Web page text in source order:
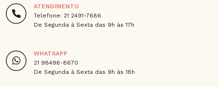
ATENDIMENTO
Telefone: 21 2491-7686
De Segunda à Sexta das 9h às 17h
WHATSAPP
21 98496-8670
De Segunda à Sexta das 9h às 18h